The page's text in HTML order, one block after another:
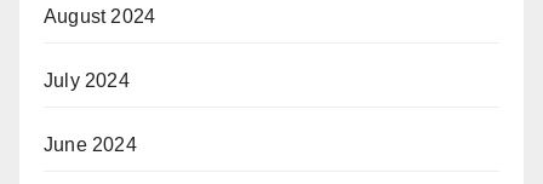
August 2024
July 2024
June 2024